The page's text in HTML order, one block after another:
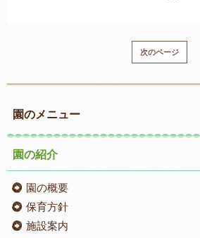
次のページ
園のメニュー
園の紹介
園の概要
保育方針
施設案内